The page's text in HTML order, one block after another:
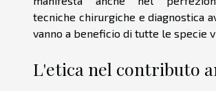
tecniche chirurgiche e diagnostica
vanno a beneficio di tutte le specie
L'etica nel contributo